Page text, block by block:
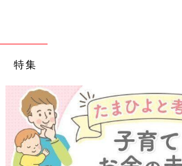
特集